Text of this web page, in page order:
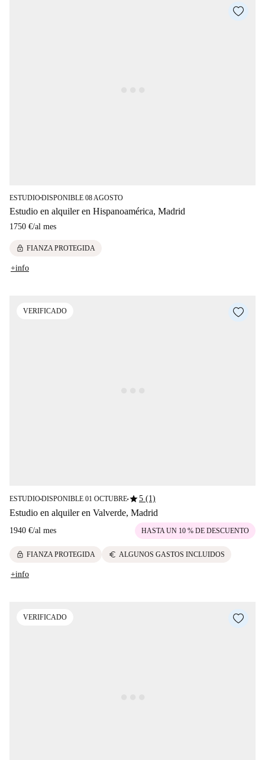
ESTUDIO■DISPONIBLE 08 AGOSTO
Estudio en alquiler en Hispanoamérica, Madrid
1750 €/al mes
lock FIANZA PROTEGIDA
+info
VERIFICADO
ESTUDIO■DISPONIBLE 01 OCTUBRE■star5 (1)
Estudio en alquiler en Valverde, Madrid
1940 €/al mes HASTA UN 10 % DE DESCUENTO
lock FIANZA PROTEGIDA euro ALGUNOS GASTOS INCLUIDOS
+info
VERIFICADO